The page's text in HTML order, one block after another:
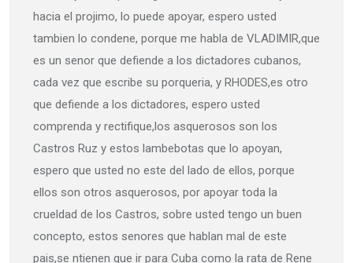
hacia el projimo, lo puede apoyar, espero usted
tambien lo condene, porque me habla de VLADIMIR,que
es un senor que defiende a los dictadores cubanos,
cada vez que escribe su porqueria, y RHODES,es otro
que defiende a los dictadores, espero usted
comprenda y rectifique,los asquerosos son los
Castros Ruz y estos lambebotas que lo apoyan,
espero que usted no este del lado de ellos, porque
ellos son otros asquerosos, por apoyar toda la
crueldad de los Castros, sobre usted tengo un buen
concepto, estos senores que hablan mal de este
pais,se ntienen que ir para Cuba como la rata de Rene